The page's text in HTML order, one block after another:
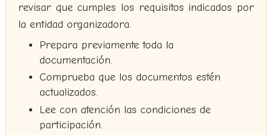
revisar que cumples los requisitos indicados por
la entidad organizadora.
Prepara previamente toda la
documentación.
Comprueba que los documentos estén
actualizados.
Lee con atención las condiciones de
participación.